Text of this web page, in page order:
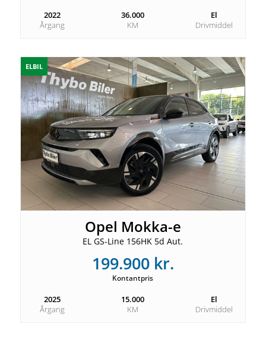
2022
Årgang
36.000
KM
El
Drivmiddel
ELBIL
Opel Mokka-e
EL GS-Line 156HK 5d Aut.
199.900 kr.
Kontantpris
2025
Årgang
15.000
KM
El
Drivmiddel